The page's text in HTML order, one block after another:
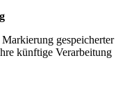
gespeicherter
künftige Verarbeitung